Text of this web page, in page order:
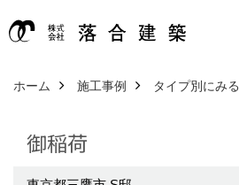
ホーム 施工事例 タイプ別にみる
御稲荷